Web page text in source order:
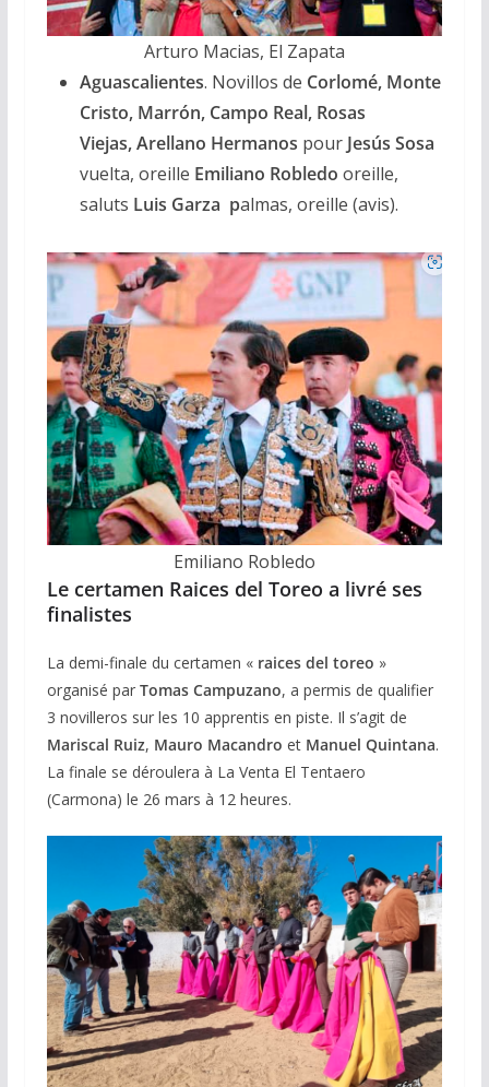
Arturo Macias, El Zapata
Aguascalientes. Novillos de Corlomé, Monte
Cristo, Marrón, Campo Real, Rosas
Viejas, Arellano Hermanos pour Jesús Sosa
vuelta, oreille Emiliano Robledo oreille,
saluts Luis Garza palmas, oreille (avis).
Emiliano Robledo
Le certamen Raices del Toreo a livré ses
finalistes
La demi-finale du certamen « raices del toreo »
organisé par Tomas Campuzano, a permis de qualifier
3 novilleros sur les 10 apprentis en piste. Il s’agit de
Mariscal Ruiz, Mauro Macandro et Manuel Quintana.
La finale se déroulera à La Venta El Tentaero
(Carmona) le 26 mars à 12 heures.